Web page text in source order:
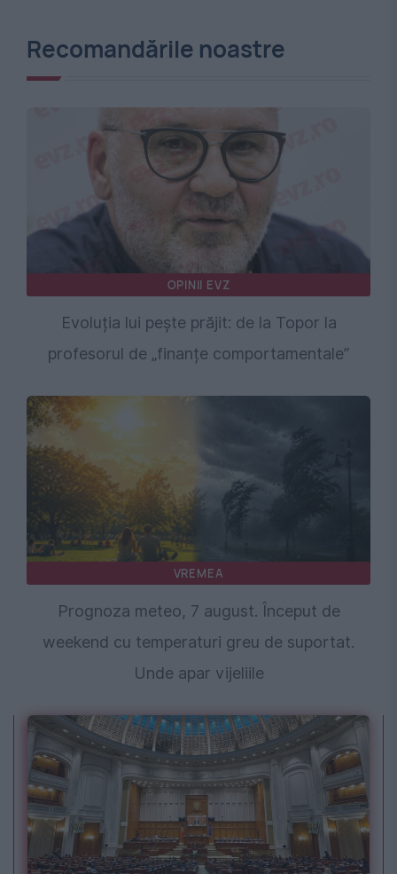
Recomandările noastre
OPINII EVZ
Evoluția lui pește prăjit: de la Topor la
profesorul de „finanțe comportamentale”
VREMEA
Prognoza meteo, 7 august. Început de
weekend cu temperaturi greu de suportat.
Unde apar vijeliile